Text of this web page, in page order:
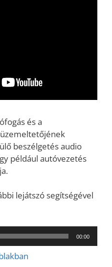
és a
beszélgetés audio
például autóvezetés
lejátszó segítségével
00:00